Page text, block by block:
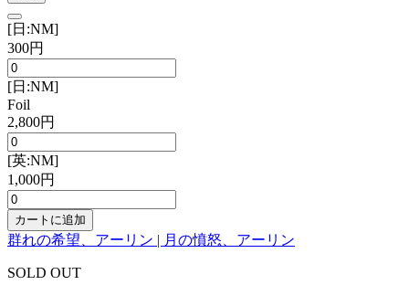
[日:NM]
300円
[日:NM]
Foil
2,800円
[英:NM]
1,000円
カートに追加
群れの希望、アーリン | 月の憤怒、アーリン
SOLD OUT